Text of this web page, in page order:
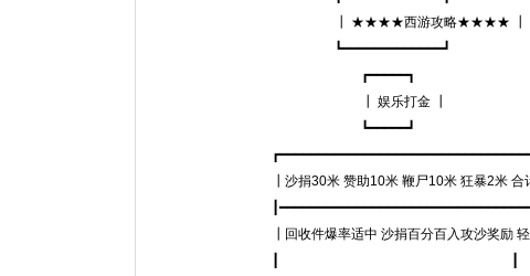
┃ ★★★★西游攻略★★★★ ┃
┗━━━━━━━━━━━━━┛
┏━━━━━┓
┃ 娱乐打金 ┃
┗━━━━━┛
┃沙捐30米 赞助10米 鞭尸10米 狂暴2
┃回收件爆率适中 沙捐百分百入攻沙奖励 轻